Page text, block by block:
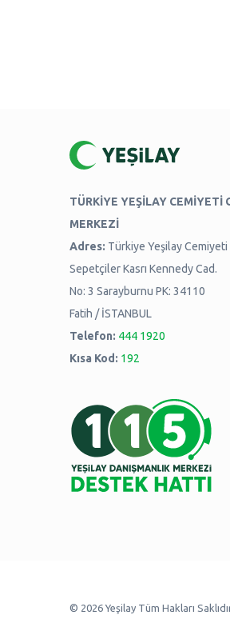
TÜRKİYE YEŞİLAY CEMİYETİ
MERKEZİ
Adres: Türkiye Yeşilay Cemiyeti
Sepetçiler Kasrı Kennedy Cad.
No: 3 Sarayburnu PK: 34110
Fatih / İSTANBUL
Telefon: 444 1920
Kısa Kod: 192
© 2026 Yeşilay Tüm Hakları